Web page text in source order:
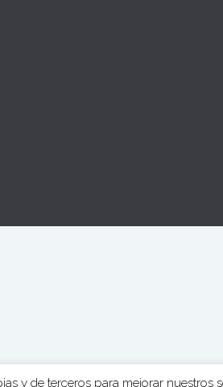
por
y de terceros para mejorar nuestros